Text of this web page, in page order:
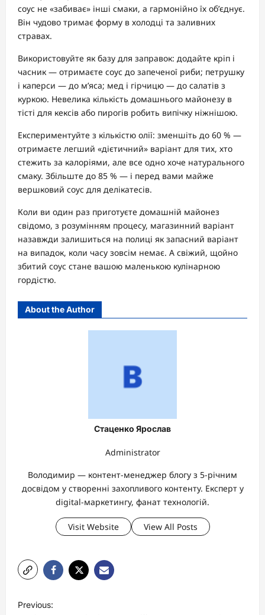
соус не «забиває» інші смаки, а гармонійно їх об’єднує.
Він чудово тримає форму в холодці та заливних
стравах.
Використовуйте як базу для заправок: додайте кріп і
часник — отримаєте соус до запеченої риби; петрушку
і каперси — до м’яса; мед і гірчицю — до салатів з
куркою. Невелика кількість домашнього майонезу в
тісті для кексів або пирогів робить випічку ніжнішою.
Експериментуйте з кількістю олії: зменшіть до 60 % —
отримаєте легший «дієтичний» варіант для тих, хто
стежить за калоріями, але все одно хоче натурального
смаку. Збільште до 85 % — і перед вами майже
вершковий соус для делікатесів.
Коли ви один раз приготуєте домашній майонез
свідомо, з розумінням процесу, магазинний варіант
назавжди залишиться на полиці як запасний варіант
на випадок, коли часу зовсім немає. А свіжий, щойно
збитий соус стане вашою маленькою кулінарною
гордістю.
About the Author
Стаценко Ярослав
Administrator
Володимир — контент-менеджер блогу з 5-річним
досвідом у створенні захопливого контенту. Експерт у
digital-маркетингу, фанат технологій.
Visit Website View All Posts
PPrevious: